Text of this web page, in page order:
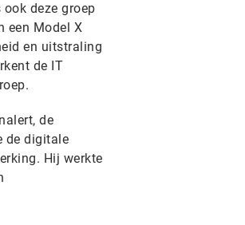
deze groep
een Model X
en uitstraling
de IT
de
de digitale
Hij werkte